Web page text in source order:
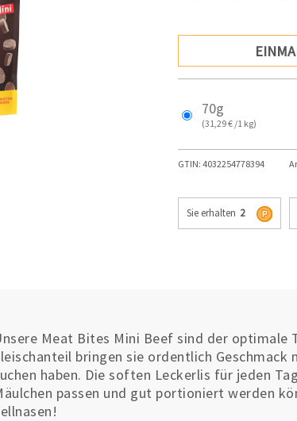
70g
(31,29 € /1 kg)
GTIN: 4032254778394
Sie erhalten 2
Meat Bites Mini Beef sind der optimale
bringen sie ordentlich
haben. Die soften Leckerlis für jeden
passen und gut portioniert werden